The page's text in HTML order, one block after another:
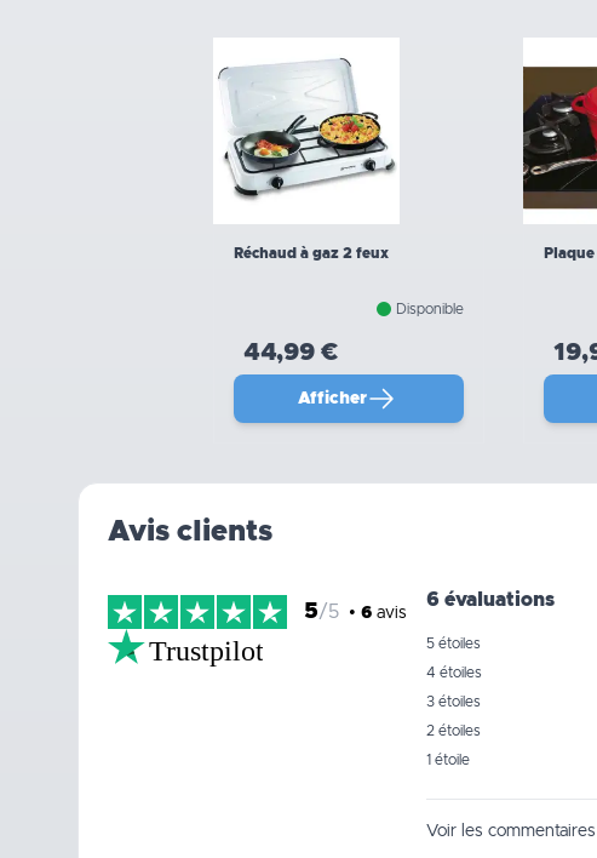
Réchaud à gaz 2 feux
Disponible
44,99 €
Afficher
Avis clients
5/5 • 6 avis
Trustpilot
6 évaluations
5 étoiles
4 étoiles
3 étoiles
2 étoiles
1 étoile
Voir les